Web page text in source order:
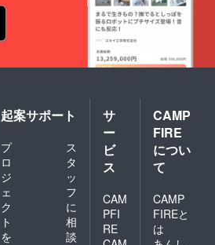
起案サポート
プ
ロ
ジ
ェ
ク
ト
を
ス
タ
ッ
フ
に
相
談
サ
ー
ビ
ス
CAM
PFI
RE
CAMP
FIRE
につい
て
CAMP
FIREと
は